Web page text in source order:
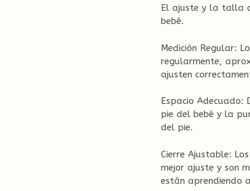
El ajuste y la talla
bebé.
Medición Regular:
regularmente,
ajusten
Espacio Adecuado:
pie del bebé y la
del pie.
Cierre Ajustable:
mejor ajuste y son
están aprendiendo